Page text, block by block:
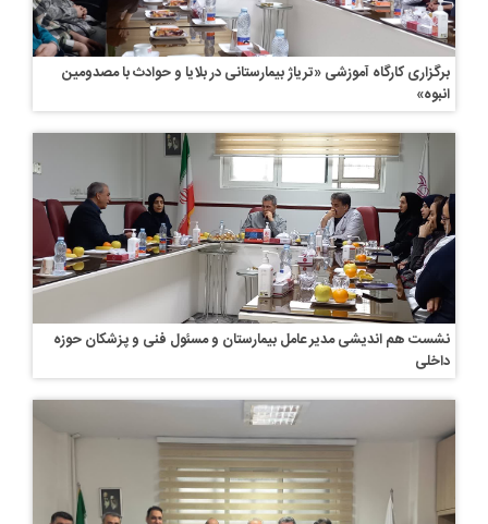
برگزاری کارگاه آموزشی «تریاژ بیمارستانی در بلایا و حوادث با مصدومین
انبوه»
نشست هم اندیشی مدیر عامل بیمارستان و مسئول فنی و پزشکان حوزه
داخلی